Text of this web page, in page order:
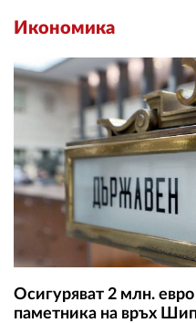
Икономика
Осигуряват 2 млн. евро
паметника на връх